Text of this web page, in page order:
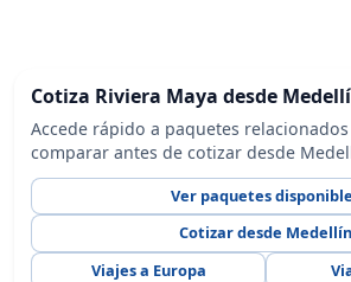
Cotiza Riviera Maya desde
Accede rápido a paquetes
comparar antes de cotizar desde
Ver paquetes
Cotizar desde Medellín
Viajes a Europa